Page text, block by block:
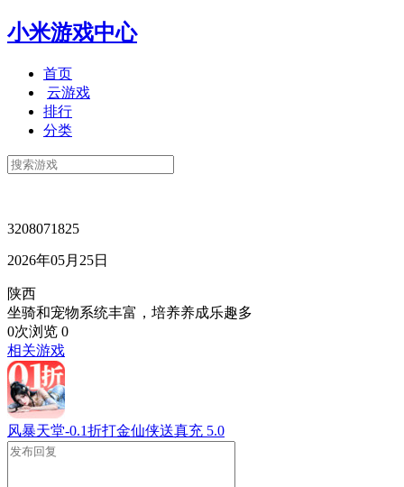
小米游戏中心
首页
云游戏
排行
分类
3208071825
2026年05月25日
陕西
坐骑和宠物系统丰富，培养养成乐趣多
0次浏览 0
相关游戏
风暴天堂-0.1折打金仙侠送真充 5.0